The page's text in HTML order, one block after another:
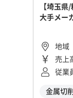
【埼玉
大手メー
地域
売上
従業
金属切